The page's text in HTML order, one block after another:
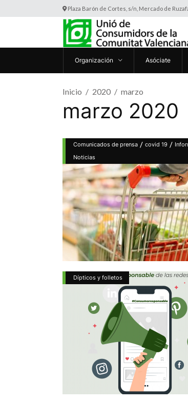
Plaza Barón de Cortes, s/n, Mercado de
Organización Asóciate
Inicio 2020 marzo
marzo 2020
Comunicados de prensa / covid 19 /
Noticias
Dípticos y folletos